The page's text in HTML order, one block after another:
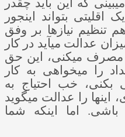
که این باید چقدر
اقلیتی بتواند اینجور
نیازها بر وفق
عدالت می­آید در کار
مصرف می­کنی، این حق
را می­خواهی به کار
بکنی، خب احتیاج به
اینها را عدالت می­گوید
اما اینکه شما